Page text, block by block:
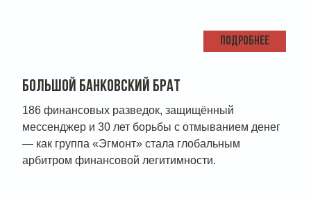
ПОДРОБНЕЕ
БОЛЬШОЙ БАНКОВСКИЙ БРАТ
186 финансовых разведок, защищённый
мессенджер и 30 лет борьбы с отмыванием денег
— как группа «Эгмонт» стала глобальным
арбитром финансовой легитимности.